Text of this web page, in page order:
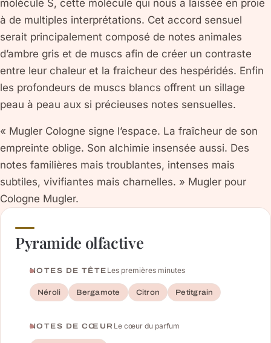
molécule S, cette molécule qui nous a laissée en proie
à de multiples interprétations. Cet accord sensuel
serait principalement composé de notes animales
d’ambre gris et de muscs afin de créer un contraste
entre leur chaleur et la fraicheur des hespéridés. Enfin
les profondeurs de muscs blancs offrent un sillage
peau à peau aux si précieuses notes sensuelles.
« Mugler Cologne signe l’espace. La fraîcheur de son
empreinte oblige. Son alchimie insensée aussi. Des
notes familières mais troublantes, intenses mais
subtiles, vivifiantes mais charnelles. » Mugler pour
Cologne Mugler.
Pyramide olfactive
NOTES DE TÊTE Les premières minutes
Néroli Bergamote Citron Petitgrain
NOTES DE CŒUR Le cœur du parfum